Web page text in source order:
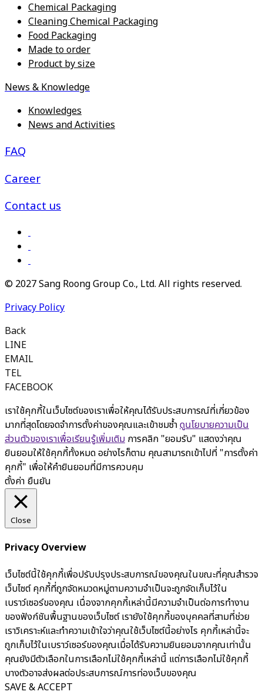
Chemical Packaging
Cleaning Chemical Packaging
Food Packaging
Made to order
Product by size
News & Knowledge
Knowledges
News and Activities
FAQ
Career
Contact us
© 2027 Sang Roong Group Co., Ltd. All rights reserved.
Privacy Policy
Back
LINE
EMAIL
TEL
FACEBOOK
เราใช้คุกกี้ในเว็บไซต์ของเราเพื่อให้คุณได้รับประสบการณ์ที่เกี่ยวข้อง
มากที่สุดโดยจดจำการตั้งค่าของคุณและเข้าชมซ้ำดูนโยบายความเป็น
ส่วนตัวของเราเพื่อเรียนรู้เพิ่มเติม การคลิก "ยอมรับ" แสดงว่าคุณ
ยินยอมให้ใช้คุกกี้ทั้งหมด อย่างไรก็ตาม คุณสามารถเข้าไปที่ "การตั้งค่า
คุกกี้" เพื่อให้คำยินยอมที่มีการควบคุม
ตั้งค่า ยืนยัน
Close
Privacy Overview
เว็บไซต์นี้ใช้คุกกี้เพื่อปรับปรุงประสบการณ์ของคุณในขณะที่คุณสำรวจ
เว็บไซต์ คุกกี้ที่ถูกจัดหมวดหมู่ตามความจำเป็นจะถูกจัดเก็บไว้ใน
เบราว์เซอร์ของคุณ เนื่องจากคุกกี้เหล่านี้มีความจำเป็นต่อการทำงาน
ของฟังก์ชันพื้นฐานของเว็บไซต์ เรายังใช้คุกกี้ของบุคคลที่สามที่ช่วย
เราวิเคราะห์และทำความเข้าใจว่าคุณใช้เว็บไซต์นี้อย่างไร คุกกี้เหล่านี้จะ
ถูกเก็บไว้ในเบราว์เซอร์ของคุณเมื่อได้รับความยินยอมจากคุณเท่านั้น
คุณยังมีตัวเลือกในการเลือกไม่ใช้คุกกี้เหล่านี้ แต่การเลือกไม่ใช้คุกกี้
บางตัวอาจส่งผลต่อประสบการณ์การท่องเว็บของคุณ
SAVE & ACCEPT